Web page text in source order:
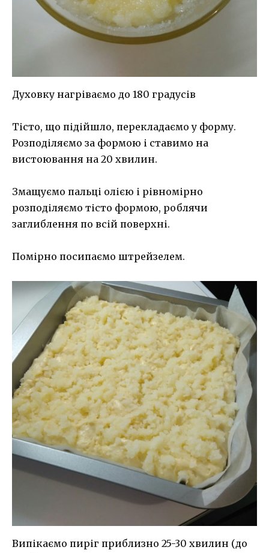
Духовку нагріваємо до 180 градусів
Тісто, що підійшло, перекладаємо у форму.
Розподіляємо за формою і ставимо на
вистоювання на 20 хвилин.
Змащуємо пальці олією і рівномірно
розподіляємо тісто формою, роблячи
заглиблення по всій поверхні.
Помірно посипаємо штрейзелем.
Випікаємо пиріг приблизно 25-30 хвилин (до